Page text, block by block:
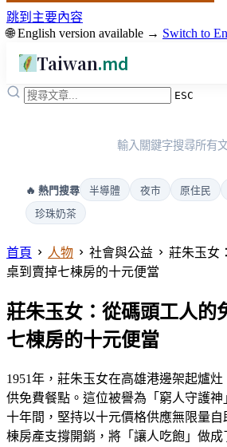
跳到主要內容
🌐 English version available → Switch to
Taiwan.md
ESC
輸入關鍵字搜尋所有
🔥 熱門搜尋 半導體 夜市 原住民
珍珠奶茶
首頁 人物 社會與公益
莊朱玉女
桌到賣掉七棟房的十元便當
莊朱玉女：從碼頭工人的
七棟房的十元便當
1951年，莊朱玉女在高雄港邊架起爐
供免費餐點。這位被譽為「窮人守護
十年間，堅持以十元價格供應無限量
棟房產支撐開銷，將「讓人吃飽」做成